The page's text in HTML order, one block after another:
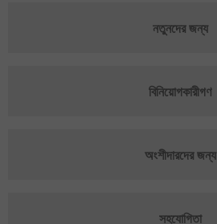
নতুনদের জন্য
বিনিয়োগকারীগণ
অংশীদারদের জন্য
সহযোগিতা